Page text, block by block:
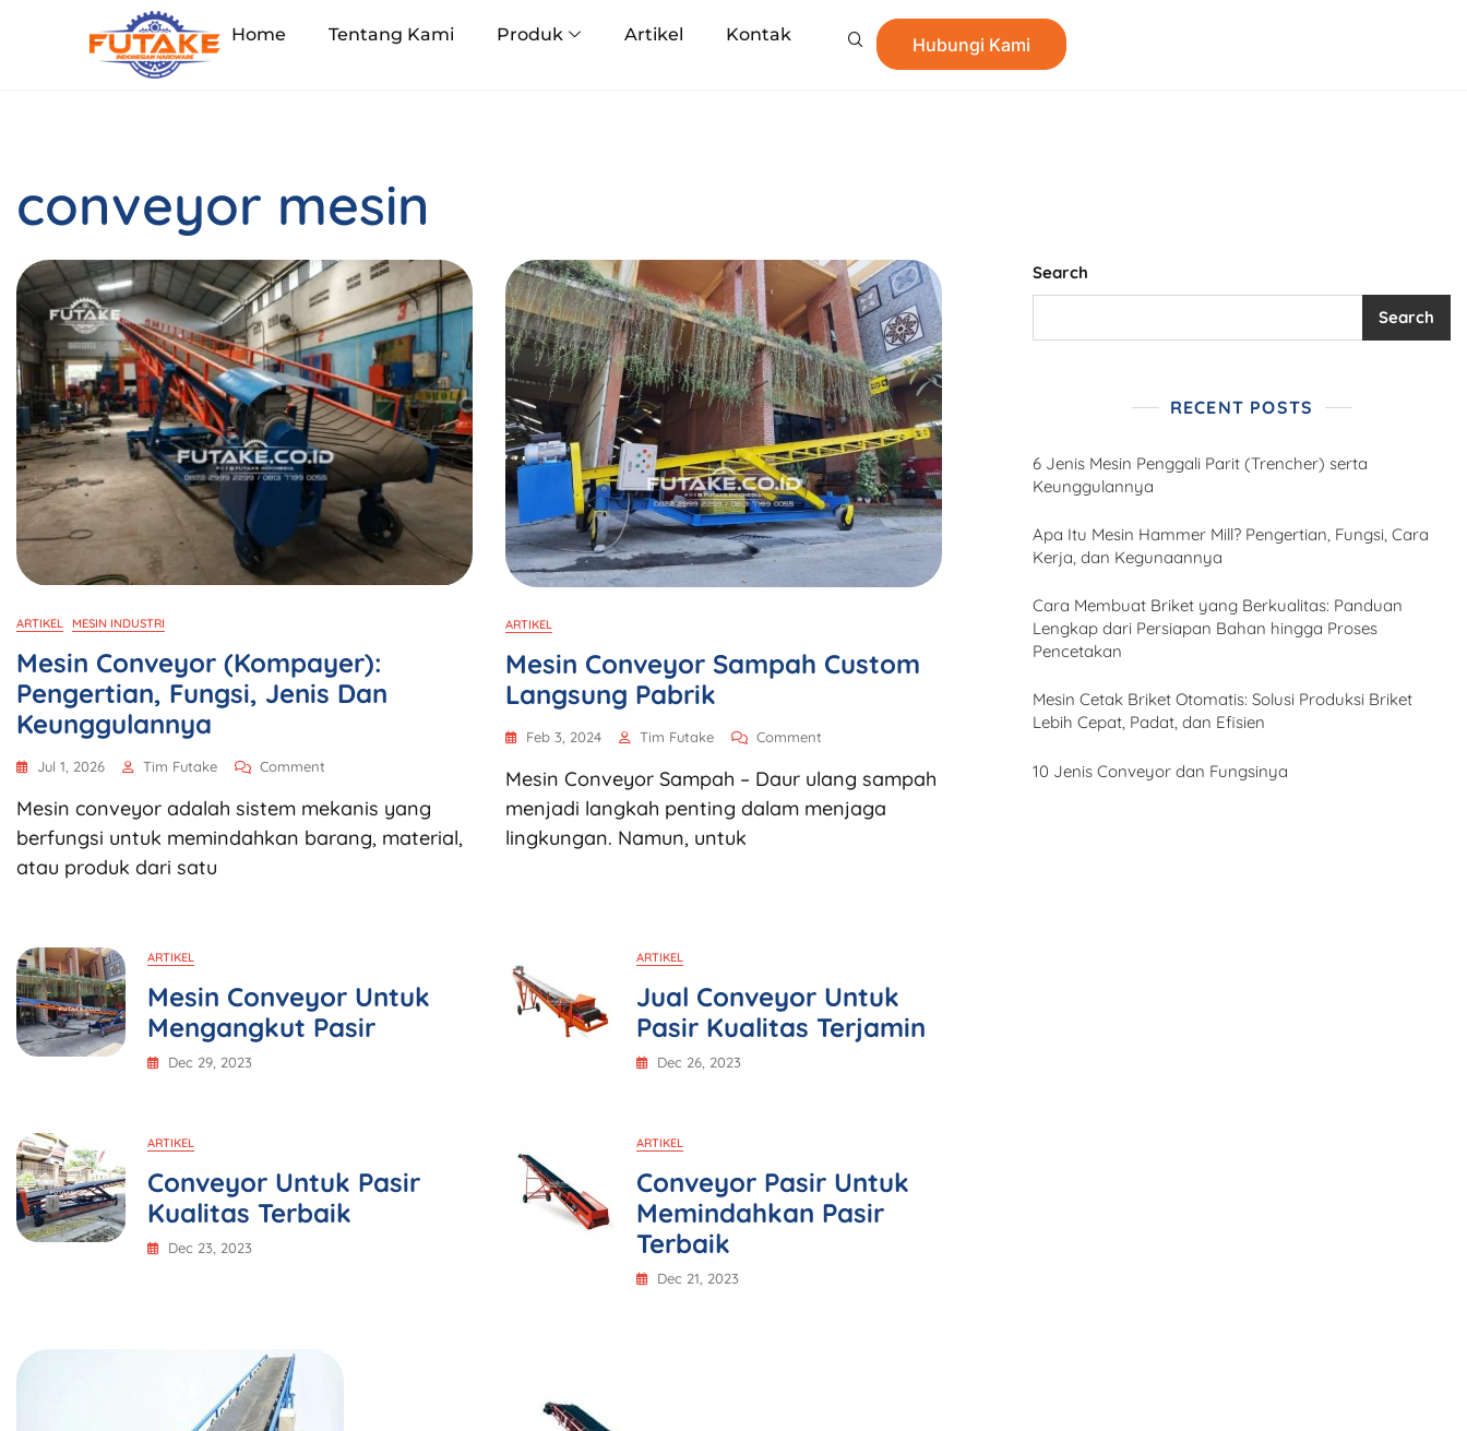
Home Tentang Kami Produk Artikel Kontak Hubungi Kami
conveyor mesin
ARTIKEL MESIN INDUSTRI
Mesin Conveyor (Kompayer):
Pengertian, Fungsi, Jenis Dan
Keunggulannya
Jul 1, 2026 Tim Futake Comment
Mesin conveyor adalah sistem mekanis yang
berfungsi untuk memindahkan barang, material,
atau produk dari satu
ARTIKEL
Mesin Conveyor Sampah Custom
Langsung Pabrik
Feb 3, 2024 Tim Futake Comment
Mesin Conveyor Sampah – Daur ulang sampah
menjadi langkah penting dalam menjaga
lingkungan. Namun, untuk
ARTIKEL
Mesin Conveyor Untuk
Mengangkut Pasir
Dec 29, 2023
ARTIKEL
Jual Conveyor Untuk
Pasir Kualitas Terjamin
Dec 26, 2023
ARTIKEL
Conveyor Untuk Pasir
Kualitas Terbaik
Dec 23, 2023
ARTIKEL
Conveyor Pasir Untuk
Memindahkan Pasir
Terbaik
Dec 21, 2023
Search
Search
RECENT POSTS
6 Jenis Mesin Penggali Parit (Trencher) serta
Keunggulannya
Apa Itu Mesin Hammer Mill? Pengertian, Fungsi, Cara
Kerja, dan Kegunaannya
Cara Membuat Briket yang Berkualitas: Panduan
Lengkap dari Persiapan Bahan hingga Proses
Pencetakan
Mesin Cetak Briket Otomatis: Solusi Produksi Briket
Lebih Cepat, Padat, dan Efisien
10 Jenis Conveyor dan Fungsinya